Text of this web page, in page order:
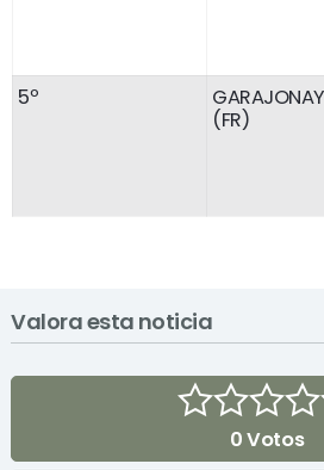
5º
GARAJONAY
(FR)
Valora esta noticia
0Votos